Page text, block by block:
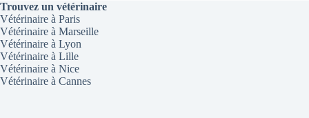
Trouvez un vétérinaire
Vétérinaire à Paris
Vétérinaire à Marseille
Vétérinaire à Lyon
Vétérinaire à Lille
Vétérinaire à Nice
Vétérinaire à Cannes